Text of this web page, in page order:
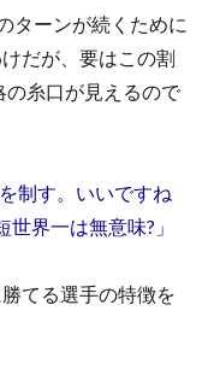
ターンが続くために
だが、要はこの割
糸口が見えるので
制す。いいですね
界一は無意味?」
てる選手の特徴を